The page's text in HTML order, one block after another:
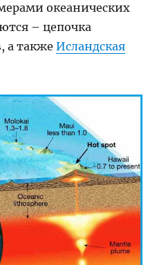
океанических
– цепочка
, а такжеИсландская